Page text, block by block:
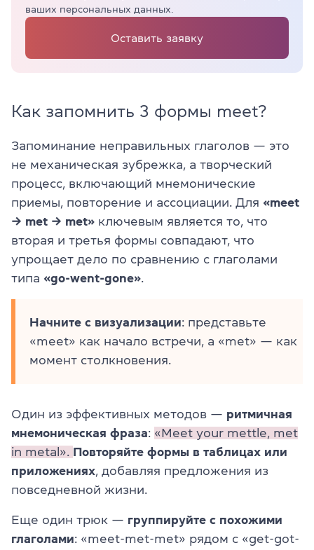
ваших персональных данных.
Оставить заявку
Как запомнить 3 формы meet?
Запоминание неправильных глаголов — это
не механическая зубрежка, а творческий
процесс, включающий мнемонические
приемы, повторение и ассоциации. Для «meet
→ met → met» ключевым является то, что
вторая и третья формы совпадают, что
упрощает дело по сравнению с глаголами
типа «go-went-gone»
Начните с визуализации: представьте
«meet» как начало встречи, а «met» — как
момент столкновения.
Один из эффективных методов — ритмичная
мнемоническая фраза: «Meet your mettle, met
in metal».
Повторяйте формы в таблицах или
приложениях , добавляя предложения из
повседневной жизни.
Еще один трюк — группируйте с похожими
глаголами: «meet-met-met» рядом с «get-got-